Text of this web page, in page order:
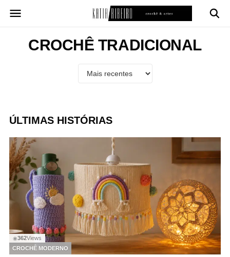
para
conteúdoCROCHÊ TRADICIONAL
ÚLTIMAS HISTÓRIAS
◉362Views
CROCHÊ MODERNO